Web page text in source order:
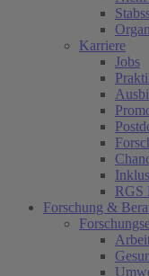
Karriere
Jobs
RGS
Forschung &